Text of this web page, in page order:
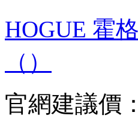
HOGUE 霍
（）
官網建議價：